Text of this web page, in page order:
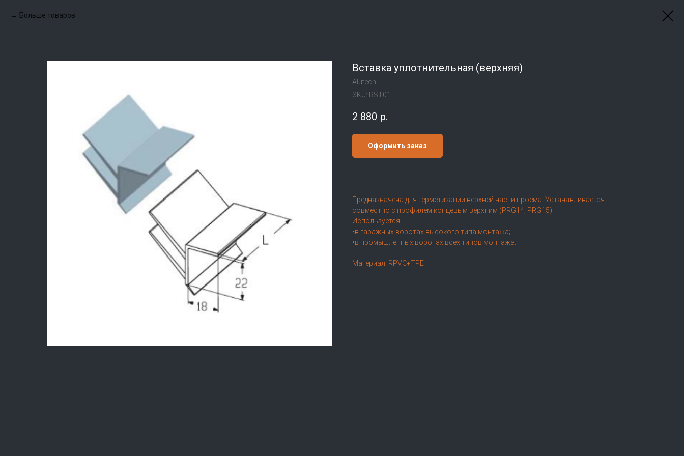
Больше товаров
Вставка уплотнительная (верхняя)
Alutech
SKU: RST01
2 880 р.
Оформить заказ
Предназначена для герметизации верхней части проема. Устанавливается
совместно с профилем концевым верхним (PRG14, PRG15).
Используется:
•в гаражных воротах высокого типа монтажа;
•в промышленных воротах всех типов монтажа.
Материал: RPVC+TPE